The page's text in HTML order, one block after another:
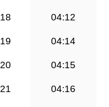
18 04:12
19 04:14
20 04:15
21 04:16